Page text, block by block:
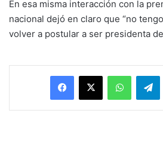
En esa misma interacción con la
nacional dejó en claro que “no
volver a postular a ser presidenta
Facebook
X